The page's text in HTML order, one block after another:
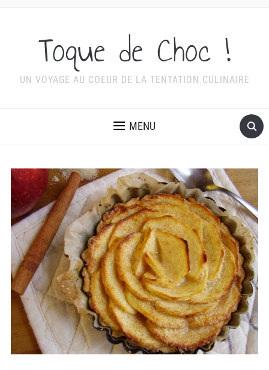
Toque de Choc !
UN VOYAGE AU COEUR DE LA TENTATION CULINAIRE
MENU